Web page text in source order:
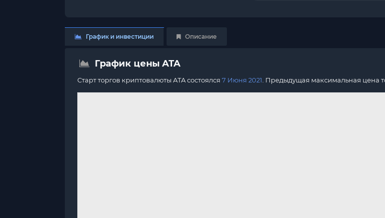
График и инвестиции Описание
График цены ATA
Старт торгов криптовалюты ATA состоялся 7 Июня 2021 . Предыдущая максимальная цена